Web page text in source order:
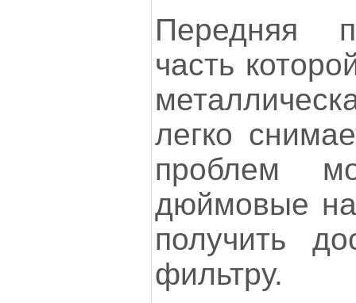
Передняя
часть
легко
проблем
дюймовые
получить
фильтру.